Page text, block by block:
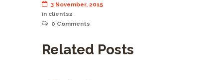
3 November, 2015
in clients2
0 Comments
Related Posts